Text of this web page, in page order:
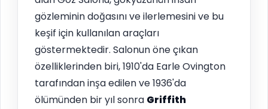
gözleminin doğasını ve ilerlemesini ve bu
keşif için kullanılan araçları
göstermektedir. Salonun öne çıkan
özelliklerinden biri, 1910'da Earle Ovington
tarafından inşa edilen ve 1936'da
ölümünden bir yıl sonra Griffith